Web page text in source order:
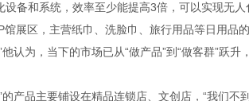
设备和系统，效率至少能提高3倍，可以实现无人
馆展区，主营纸巾、洗脸巾、旅行用品等日用品
他认为，当下的市场已从“做产品”到“做客群”跃
的产品主要铺设在精品连锁店、文创店，“我们